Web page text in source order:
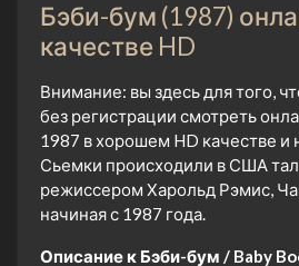
Бэби-бум (1987)
качестве HD
Внимание: вы здесь для того,
без регистрации смотреть
1987 в хорошем HD качестве и
Сьемки происходили в США
режиссером Харольд Рэмис,
начиная с 1987 года.
Описание к Бэби-бум / Baby